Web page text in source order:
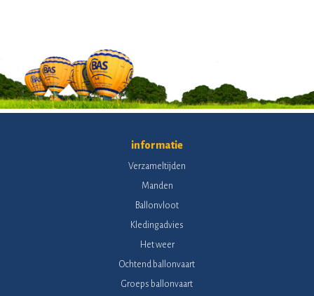
informatie
Verzameltijden
Manden
Ballonvloot
Kledingadvies
Het weer
Ochtend ballonvaart
Groeps ballonvaart